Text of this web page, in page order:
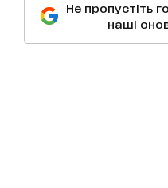
Не пропустіть
наші